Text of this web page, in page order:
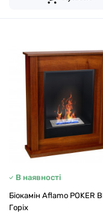
В наявності
Біокамін Aflamo POKER
Горіх